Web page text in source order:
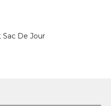
Sac De Jour